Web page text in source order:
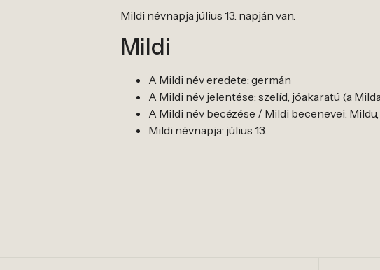
Mildi névnapja július 13. napján van.
Mildi
A Mildi név eredete: germán
A Mildi név jelentése: szelíd, jóakaratú (a
A Mildi név becézése / Mildi becenevei:
Mildi névnapja: július 13.